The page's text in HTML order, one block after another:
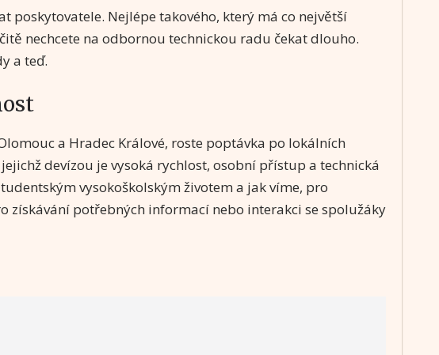
poskytovatele. Nejlépe takového, který má co největší
nechcete na odbornou technickou radu čekat dlouho.
a teď.
a Hradec Králové, roste poptávka po lokálních
devízou je vysoká rychlost, osobní přístup a technická
vysokoškolským životem a jak víme, pro
získávání potřebných informací nebo interakci se spolužáky